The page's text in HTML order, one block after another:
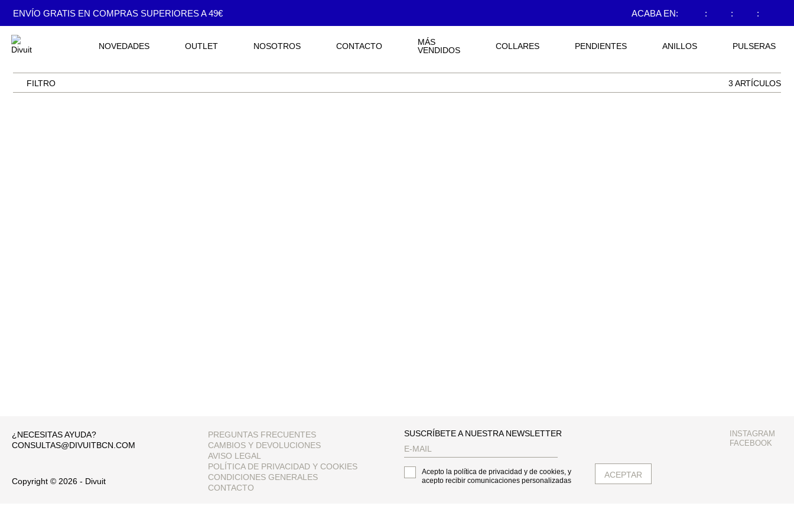
ENVÍO GRATIS EN COMPRAS SUPERIORES A 49€ ACABA EN: : : :
NOVEDADES OUTLET NOSOTROS CONTACTO
MÁS
VENDIDOS
COLLARES PENDIENTES ANILLOS PULSERAS
FILTRO 3 ARTÍCULOS
¿NECESITAS AYUDA?
CONSULTAS@DIVUITBCN.COM
Copyright © 2026 - Divuit
PREGUNTAS FRECUENTES
CAMBIOS Y DEVOLUCIONES
AVISO LEGAL
POLÍTICA DE PRIVACIDAD Y COOKIES
CONDICIONES GENERALES
CONTACTO
SUSCRÍBETE A NUESTRA NEWSLETTER
Acepto la política de privacidad y de cookies, y
acepto recibir comunicaciones personalizadas
INSTAGRAM
FACEBOOK